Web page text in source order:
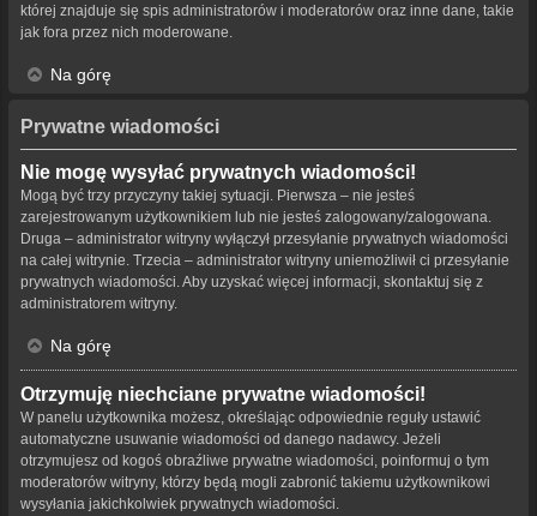
której znajduje się spis administratorów i moderatorów oraz inne dane, takie
jak fora przez nich moderowane.
Na górę
Prywatne wiadomości
Nie mogę wysyłać prywatnych wiadomości!
Mogą być trzy przyczyny takiej sytuacji. Pierwsza – nie jesteś
zarejestrowanym użytkownikiem lub nie jesteś zalogowany/zalogowana.
Druga – administrator witryny wyłączył przesyłanie prywatnych wiadomości
na całej witrynie. Trzecia – administrator witryny uniemożliwił ci przesyłanie
prywatnych wiadomości. Aby uzyskać więcej informacji, skontaktuj się z
administratorem witryny.
Na górę
Otrzymuję niechciane prywatne wiadomości!
W panelu użytkownika możesz, określając odpowiednie reguły ustawić
automatyczne usuwanie wiadomości od danego nadawcy. Jeżeli
otrzymujesz od kogoś obraźliwe prywatne wiadomości, poinformuj o tym
moderatorów witryny, którzy będą mogli zabronić takiemu użytkownikowi
wysyłania jakichkolwiek prywatnych wiadomości.